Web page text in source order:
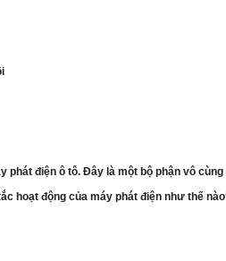
điện ô tô. Đây là một bộ phận vô
hoạt động của máy phát điện như thế